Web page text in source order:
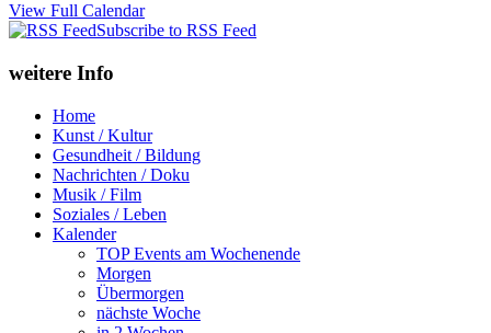
View Full Calendar
Subscribe to RSS Feed
weitere Info
Home
Kunst / Kultur
Gesundheit / Bildung
Nachrichten / Doku
Musik / Film
Soziales / Leben
Kalender
TOP Events am Wochenende
Morgen
Übermorgen
nächste Woche